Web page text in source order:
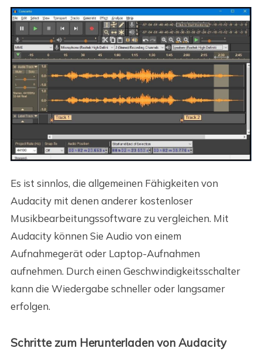
Es ist sinnlos, die allgemeinen Fähigkeiten von
Audacity mit denen anderer kostenloser
Musikbearbeitungssoftware zu vergleichen. Mit
Audacity können Sie Audio von einem
Aufnahmegerät oder Laptop-Aufnahmen
aufnehmen. Durch einen Geschwindigkeitsschalter
kann die Wiedergabe schneller oder langsamer
erfolgen.
Schritte zum Herunterladen von Audacity